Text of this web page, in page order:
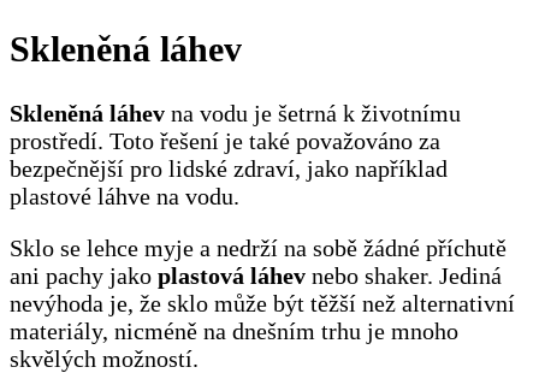
Skleněná láhev
Skleněná láhev na vodu je šetrná k životnímu
prostředí. Toto řešení je také považováno za
bezpečnější pro lidské zdraví, jako například
plastové láhve na vodu.
Sklo se lehce myje a nedrží na sobě žádné příchutě
ani pachy jako plastová láhev nebo shaker. Jediná
nevýhoda je, že sklo může být těžší než alternativní
materiály, nicméně na dnešním trhu je mnoho
skvělých možností.